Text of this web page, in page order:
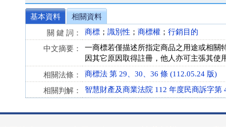
基本資料
相關資料
關 鍵 詞：
商標 ； 識別性 ； 商標權 ； 行銷目的
中文摘要：
一商標若僅描述所指定商品之用途或相關
因其它原因取得註冊，他人亦可主張其
相關法條： 商標法 第 29、30、36 條 (112.05.24 版)
相關判解： 智慧財產及商業法院 112 年度民商訴字第